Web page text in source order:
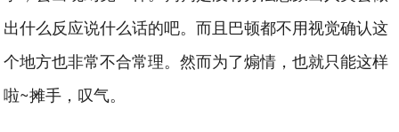
出什么反应说什么话的吧。而且巴顿都不用视觉确认这
个地方也非常不合常理。然而为了煽情，也就只能这样
啦~摊手，叹气。